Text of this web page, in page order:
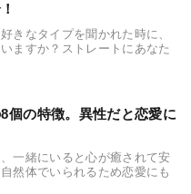
きなタイプを聞かれた時に、
ますか？ストレートにあなた
個の特徴。異性だと恋愛に
一緒にいると心が癒されて安
然体でいられるため恋愛にも